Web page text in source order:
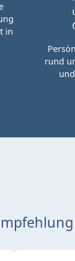
in
rund